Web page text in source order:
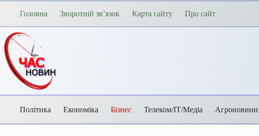
Перейти
Головна Зворотній зв’язок Карта сайту Про сайт
Політика Економіка Бізнес Телеком/ІТ/Медіа Агроновини